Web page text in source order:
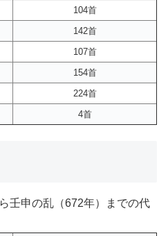
104首
142首
107首
154首
224首
4首
壬申の乱（672年）までの代